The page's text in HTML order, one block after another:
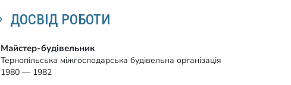
ДОСВІД РОБОТИ
Майстер-будівельник
Тернопільська міжгосподарська будівельна організація
1980 — 1982